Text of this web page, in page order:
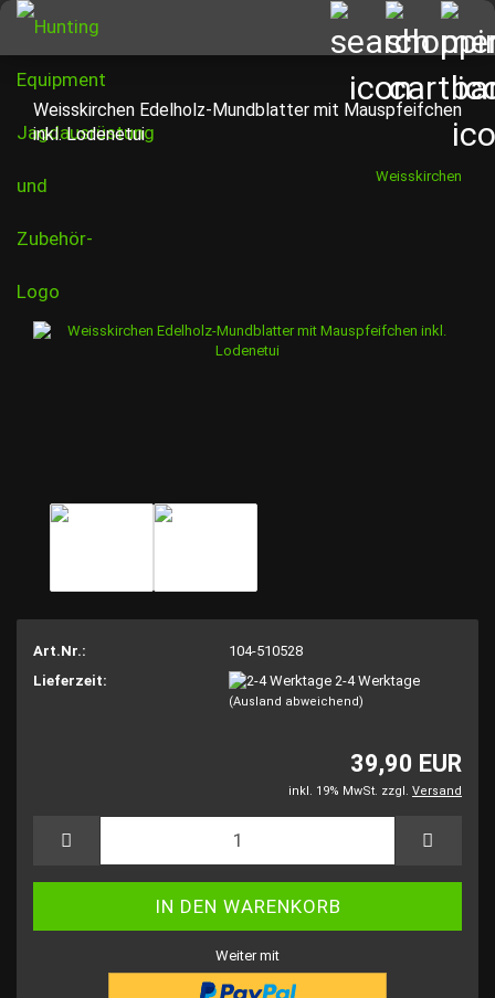
Weisskirchen Edelholz-Mundblatter mit Mauspfeifchen
inkl. Lodenetui
Weisskirchen
Art.Nr.:
104-510528
Lieferzeit:
2-4 Werktage
(Ausland abweichend)
39,90 EUR
inkl. 19% MwSt. zzgl. Versand
Weiter mit